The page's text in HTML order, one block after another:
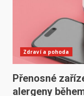
Zdraví a pohoda
Přenosné
alergeny